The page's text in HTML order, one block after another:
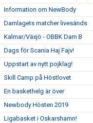
Information om NewBody
Damlagets matcher livesänds
Kalmar/Växjö - OBBK Dam B
Dags för Scania Haj Fajv!
Uppstart av nytt pojklag!
Skill Camp på Höstlovet
En baskethelg är över
Newbody Hösten 2019
Ligabasket i Oskarshamn!